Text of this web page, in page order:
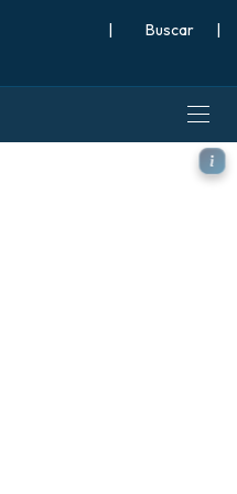
| |
[IA]